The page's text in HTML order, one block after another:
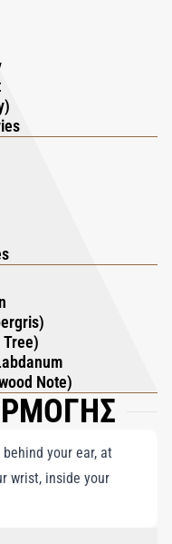
φυσική
χαλαρή ζωντάνια και τη
Note)
your ear, at
wrist, inside your